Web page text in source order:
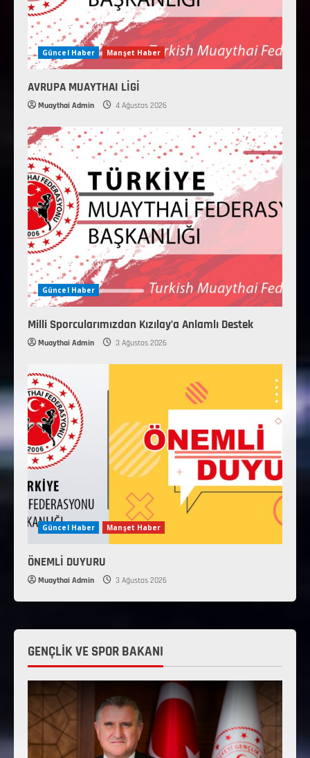
Güncel Haber Manşet Haber
AVRUPA MUAYTHAI LİGİ
Muaythai Admin 4 Ağustos 2026
Güncel Haber
Milli Sporcularımızdan Kızılay’a Anlamlı Destek
Muaythai Admin 3 Ağustos 2026
Güncel Haber Manşet Haber
ÖNEMLİ DUYURU
Muaythai Admin 3 Ağustos 2026
GENÇLİK VE SPOR BAKANI